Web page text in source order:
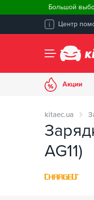
Большой
Центр
Акции
kitaec.ua
AG11)